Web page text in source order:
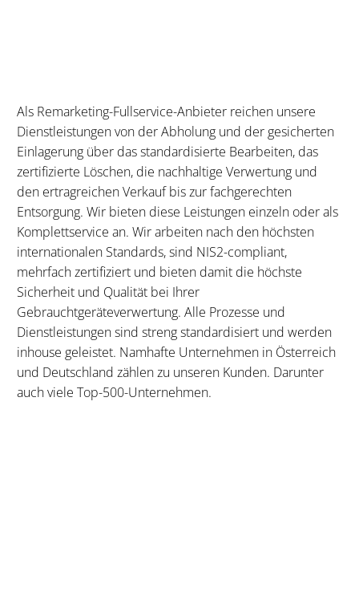
Als Remarketing-Fullservice-Anbieter reichen unsere
Dienstleistungen von der Abholung und der gesicherten
Einlagerung über das standardisierte Bearbeiten, das
zertifizierte Löschen, die nachhaltige Verwertung und
den ertragreichen Verkauf bis zur fachgerechten
Entsorgung. Wir bieten diese Leistungen einzeln oder als
Komplettservice an. Wir arbeiten nach den höchsten
internationalen Standards, sind NIS2-compliant,
mehrfach zertifiziert und bieten damit die höchste
Sicherheit und Qualität bei Ihrer
Gebrauchtgeräteverwertung. Alle Prozesse und
Dienstleistungen sind streng standardisiert und werden
inhouse geleistet. Namhafte Unternehmen in Österreich
und Deutschland zählen zu unseren Kunden. Darunter
auch viele Top-500-Unternehmen.